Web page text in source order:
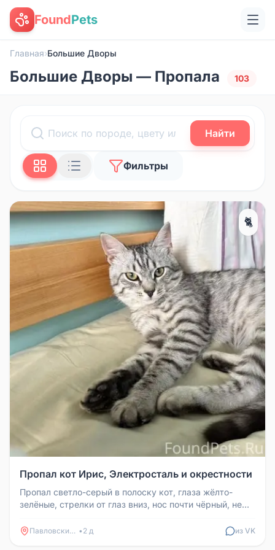
FoundPets
Главная›Большие Дворы
Большие Дворы — Пропала 103
Найти
Фильтры
🐈
Пропал кот Ирис, Электросталь и окрестности
Пропал светло-серый в полоску кот, глаза жёлто-
зелёные, стрелки от глаз вниз, нос почти чёрный, не
Павловский Посад • 2 д из VK